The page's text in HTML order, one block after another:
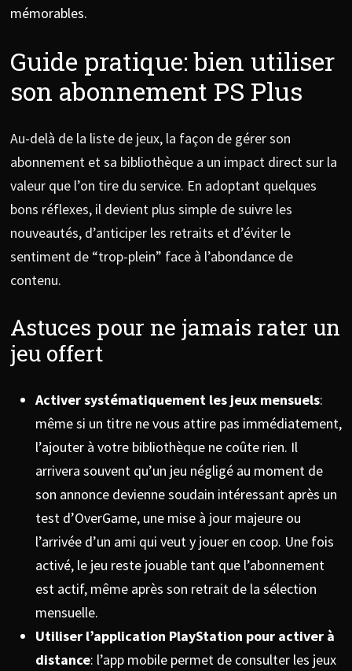
mémorables.
Guide pratique: bien utiliser
son abonnement PS Plus
Au-delà de la liste de jeux, la façon de gérer son
abonnement et sa bibliothèque a un impact direct sur la
valeur que l’on tire du service. En adoptant quelques
bons réflexes, il devient plus simple de suivre les
nouveautés, d’anticiper les retraits et d’éviter le
sentiment de “trop-plein” face à l’abondance de
contenu.
Astuces pour ne jamais rater un
jeu offert
Activer systématiquement les jeux mensuels:
même si un titre ne vous attire pas immédiatement,
l’ajouter à votre bibliothèque ne coûte rien. Il
arrivera souvent qu’un jeu négligé au moment de
son annonce devienne soudain intéressant après un
test d’OverGame, une mise à jour majeure ou
l’arrivée d’un ami qui veut y jouer en coop. Une fois
activé, le jeu reste jouable tant que l’abonnement
est actif, même après son retrait de la sélection
mensuelle.
Utiliser l’application PlayStation pour activer à
distance: l’app mobile permet de consulter les jeux